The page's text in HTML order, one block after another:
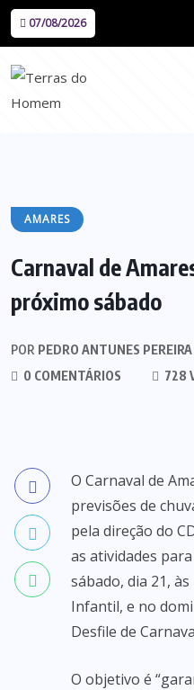
07/08/2026
AMARES
Carnaval de
próximo sábado
POR PEDRO ANTUNES PEREIRA
0 COMENTÁRIOS
728
O Carnaval de
previsões de
pela direção do
as atividades
sábado, dia 21,
Infantil, e no
Desfile de
O objetivo é